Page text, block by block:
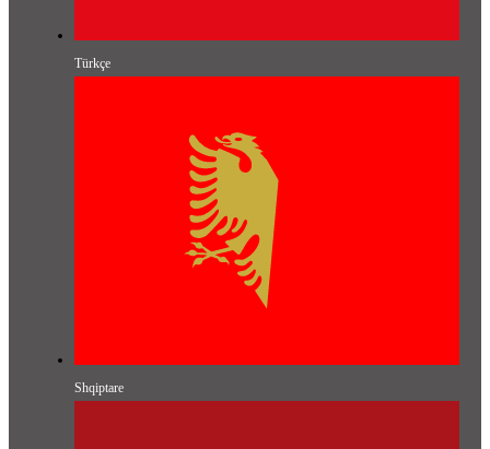
Türkçe
Shqiptare